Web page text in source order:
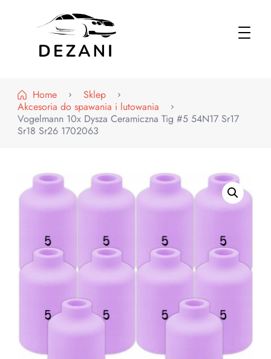
Home
Sklep
Akcesoria do spawania i lutowania
Vogelmann 10x Dysza Ceramiczna Tig #5 54N17 Sr17
Sr18 Sr26 1702063